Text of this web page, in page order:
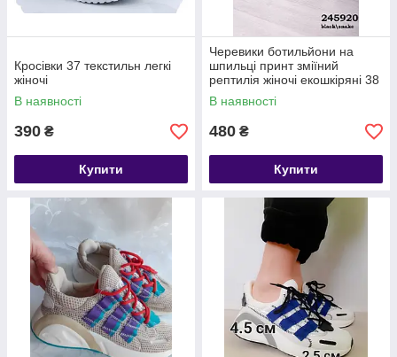
Кросівки 37 текстильн легкі
жіночі
В наявності
390 ₴
Купити
Черевики ботильйони на
шпильці принт зміїний
рептилія жіночі екошкіряні 38
38 40
В наявності
480 ₴
Купити